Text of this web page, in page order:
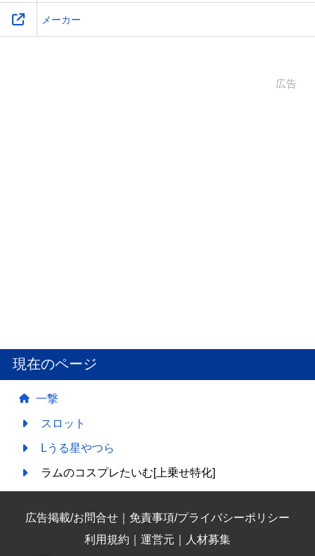
メーカー
広告
現在のページ
一撃
スロット
Lうる星やつら
ラムのコスプレたいむ[上乗せ特化]
広告掲載/お問合せ
免責事項/プライバシーポリシー
利用規約
運営元 人材募集